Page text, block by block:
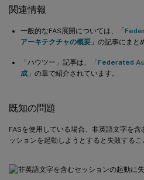
関連情報
一般的なFAS展開については、「
アーキテクチャの概要 」の記事にまと
「ハウツー」記事は、「Federated
成 」の章で紹介されています。
既知の問題
FASを使用している場合、非英語文字を
ッションを起動しようとすると失敗するこ